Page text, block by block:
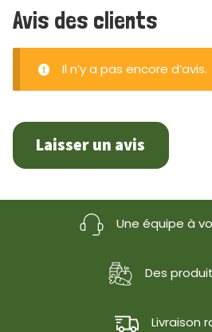
Avis des clients
Il n’y a pas encore d’avis.
Laisser un avis
Une équipe à
Des
Livraison